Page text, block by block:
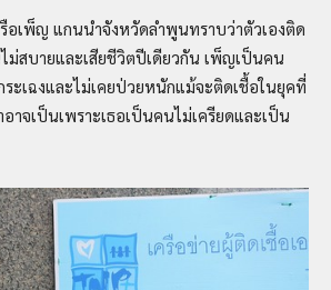
เพ็ญ แกนนำจังหวัดลำพูนทราบว่าตัวเองติด
สบายและเสียชีวิตปีเดียวกัน เพ็ญเป็นคน
ะเฉงและไม่เคยป่วยหนักแม้จะติดเชื้อในยุคที่
าจเป็นเพราะเธอเป็นคนไม่เครียดและเป็น